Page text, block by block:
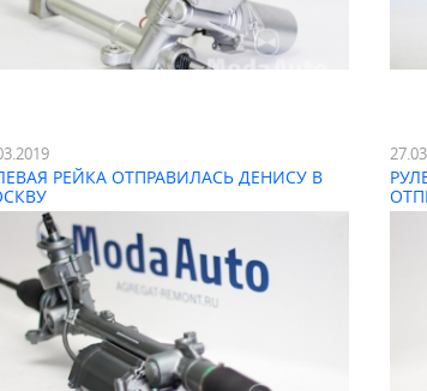
РЕЙКА ОТПРАВИЛАСЬ ДЕНИСУ В